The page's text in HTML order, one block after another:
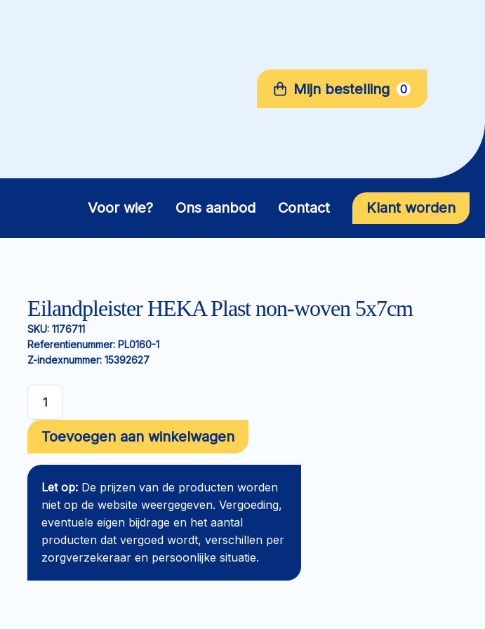
Mijn bestelling 0
Voor wie? Ons aanbod Contact Klant worden
Eilandpleister HEKA Plast non-woven 5x7cm
SKU: 1176711
Referentienummer: PL0160-1
Z-indexnummer: 15392627
Eilandpleister
HEKA
Plast
non-
woven
5x7cm
Toevoegen aan winkelwagen
Let op: De prijzen van de producten worden
niet op de website weergegeven. Vergoeding,
eventuele eigen bijdrage en het aantal
producten dat vergoed wordt, verschillen per
zorgverzekeraar en persoonlijke situatie.